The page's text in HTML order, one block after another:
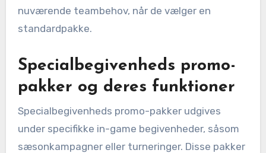
nuværende teambehov, når de vælger en
standardpakke.
Specialbegivenheds promo-
pakker og deres funktioner
Specialbegivenheds promo-pakker udgives
under specifikke in-game begivenheder, såsom
sæsonkampagner eller turneringer. Disse pakker